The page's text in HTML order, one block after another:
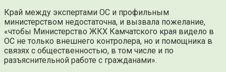
Край между экспертами ОС и профильным
министерством недостаточна, и вызвала пожелание,
«чтобы Министерство ЖКХ Камчатского края видело в
ОС не только внешнего контролера, но и помощника в
связях с общественностью, в том числе и по
разъяснительной работе с гражданами».